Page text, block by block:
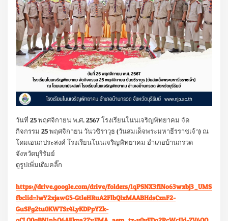
วันที่ 25 พฤศจิกายน พ.ศ. 2567 โรงเรียนโนนเจริญพิทยาคม จัด
กิจกรรม 25 พฤศจิกายน วันวชิราวุธ (วันสมเด็จพระมหาธีรราชเจ้า) ณ
โดมเอนกประสงค์ โรงเรียนโนนเจริญพิทยาคม อำเภอบ้านกรวด
จังหวัดบุรีรัมย์
ดูรูปเพิ่มเติมคลิ๊ก
https://drive.google.com/drive/folders/
fbclid=IwY2xjawG5-GtleHRuA2FlbQIxMAABHdsCznF2-
GuSFg2tu0KWTSr4LyKDPpYZk-